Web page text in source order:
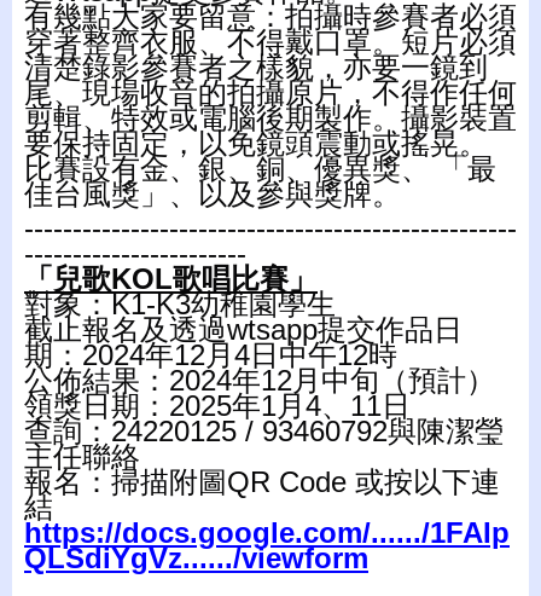
有幾點大家要留意：拍攝時參賽者必須
穿著整齊衣服、不得戴口罩。短片必須
清楚錄影參賽者之樣貌，亦要一鏡到
尾、現場收音的拍攝原片，不得作任何
剪輯、特效或電腦後期製作。攝影裝置
要保持固定，以免鏡頭震動或搖晃。
比賽設有金、銀、銅、優異獎、 「最
佳台風獎」、以及參與獎牌。
---------------------------------------------------
-----------------------
「兒歌KOL歌唱比賽」
對象：K1-K3幼稚園學生
截止報名及透過wtsapp提交作品日
期：2024年12月4日中午12時
公佈結果：2024年12月中旬（預計）
領獎日期：2025年1月4、11日
查詢：24220125 / 93460792與陳潔瑩
主任聯絡
報名：掃描附圖QR Code 或按以下連
結
https://docs.google.com/....../1FAIp
QLSdiYgVz....../viewform